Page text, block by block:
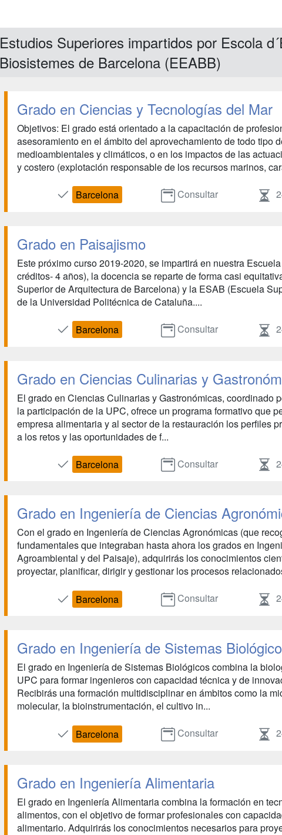
Estudios Superiores impartidos por Escola
Biosistemes de Barcelona (EEABB)
Grado en Ciencias y Tecnologías del Mar
Objetivos: El grado está orientado a la capacitación de
asesoramiento en el ámbito del aprovechamiento de todo tipo
medioambientales y climáticos, o en los impactos de las
y costero (explotación responsable de los recursos marinos,
Barcelona Consultar
Grado en Paisajismo
Este próximo curso 2019-2020, se impartirá en nuestra
créditos- 4 años), la docencia se reparte de forma casi
Superior de Arquitectura de Barcelona) y la ESAB (Escuela
de la Universidad Politécnica de Cataluña....
Barcelona Consultar
Grado en Ciencias Culinarias y
El grado en Ciencias Culinarias y Gastronómicas, coordinado
la participación de la UPC, ofrece un programa formativo que
empresa alimentaria y al sector de la restauración los perfiles
a los retos y las oportunidades de f...
Barcelona Consultar
Grado en Ingeniería de Ciencias
Con el grado en Ingeniería de Ciencias Agronómicas (que
fundamentales que integraban hasta ahora los grados en
Agroambiental y del Paisaje), adquirirás los conocimientos
proyectar, planificar, dirigir y gestionar los procesos
Barcelona Consultar
Grado en Ingeniería de Sistemas
El grado en Ingeniería de Sistemas Biológicos combina la
UPC para formar ingenieros con capacidad técnica y de
Recibirás una formación multidisciplinar en ámbitos como la
molecular, la bioinstrumentación, el cultivo in...
Barcelona Consultar
Grado en Ingeniería Alimentaria
El grado en Ingeniería Alimentaria combina la formación en
alimentos, con el objetivo de formar profesionales con
alimentario. Adquirirás los conocimientos necesarios para